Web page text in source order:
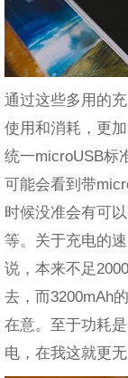
通过这些多用的
使用和消耗，更
统一microUSB标
可能会看到带
时候没准会有可
等。关于充电的
说，本来不足
去，而3200mAh
在意。至于功耗
电，在我这就更无